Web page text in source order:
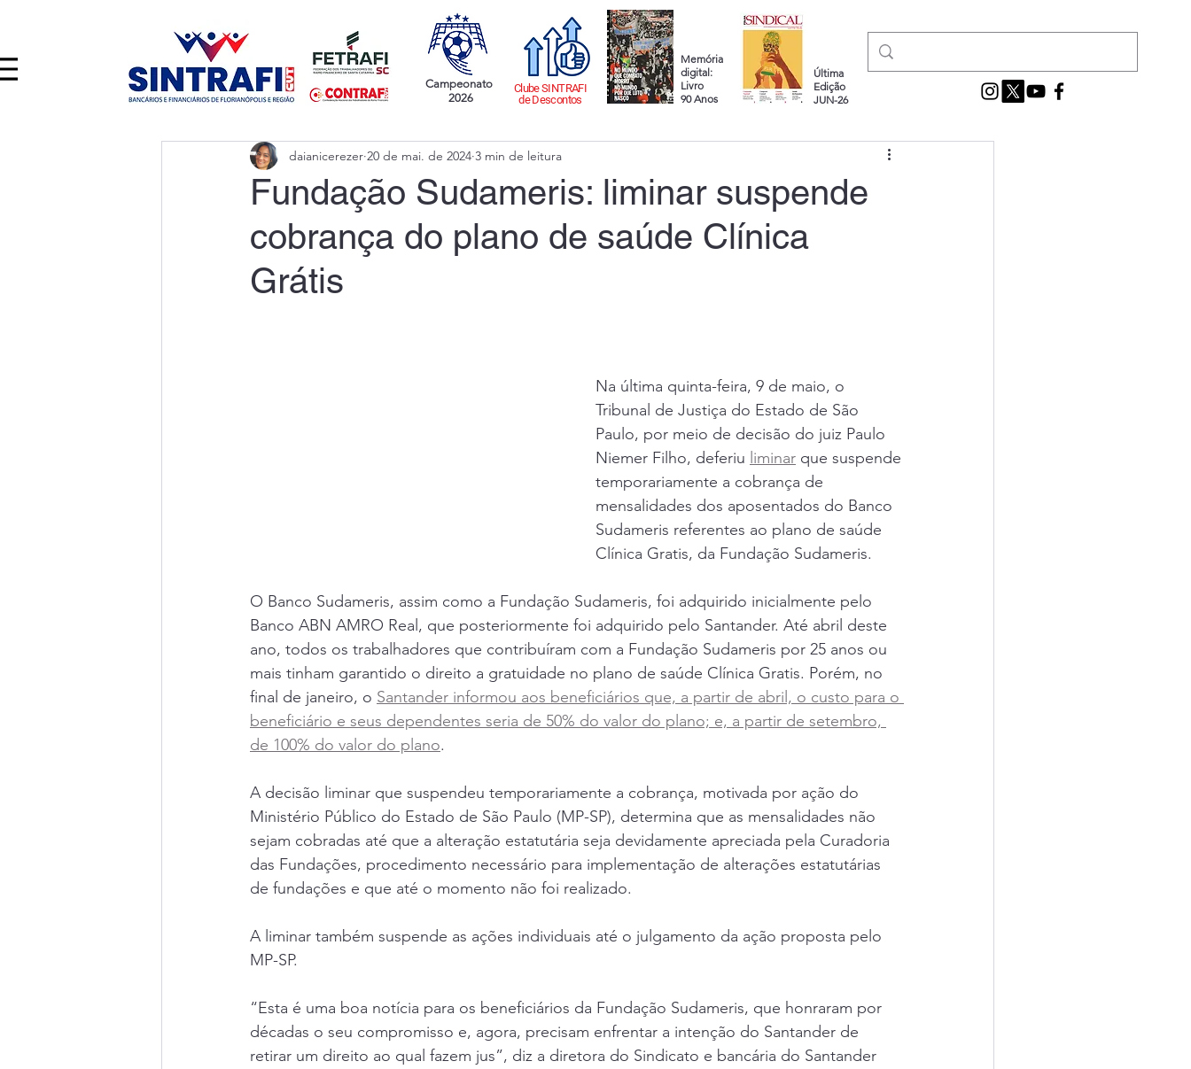
Campeonato
2026
Clube SINTRAFI
de Descontos
Memória
digital:
Livro
90 Anos
Última
Edição
JUN-26
Fundação Sudameris: liminar suspende
cobrança do plano de saúde Clínica
Grátis
daianicerezer 20 de mai. de 2024 3 min de leitura
Na última quinta-feira, 9 de maio, o
Tribunal de Justiça do Estado de São
Paulo, por meio de decisão do juiz Paulo
Niemer Filho, deferiu liminar que suspende
temporariamente a cobrança de
mensalidades dos aposentados do Banco
Sudameris referentes ao plano de saúde
Clínica Gratis, da Fundação Sudameris.
O Banco Sudameris, assim como a Fundação Sudameris, foi adquirido inicialmente pelo
Banco ABN AMRO Real, que posteriormente foi adquirido pelo Santander. Até abril deste
ano, todos os trabalhadores que contribuíram com a Fundação Sudameris por 25 anos ou
mais tinham garantido o direito a gratuidade no plano de saúde Clínica Gratis. Porém, no
final de janeiro, o Santander informou aos beneficiários que, a partir de abril, o custo para o
beneficiário e seus dependentes seria de 50% do valor do plano; e, a partir de setembro,
de 100% do valor do plano.
A decisão liminar que suspendeu temporariamente a cobrança, motivada por ação do
Ministério Público do Estado de São Paulo (MP-SP), determina que as mensalidades não
sejam cobradas até que a alteração estatutária seja devidamente apreciada pela Curadoria
das Fundações, procedimento necessário para implementação de alterações estatutárias
de fundações e que até o momento não foi realizado.
A liminar também suspende as ações individuais até o julgamento da ação proposta pelo
MP-SP.
“Esta é uma boa notícia para os beneficiários da Fundação Sudameris, que honraram por
décadas o seu compromisso e, agora, precisam enfrentar a intenção do Santander de
retirar um direito ao qual fazem jus”, diz a diretora do Sindicato e bancária do Santander